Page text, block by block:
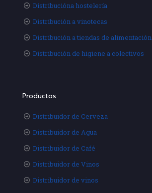
Distribucióna hostelería
Distribución a vinotecas
Distribución a tiendas de alimentación
Distribución de higiene a colectivos
Productos
Distribuidor de Cerveza
Distribuidor de Agua
Distribuidor de Café
Distribuidor de Vinos
Distribuidor de vinos